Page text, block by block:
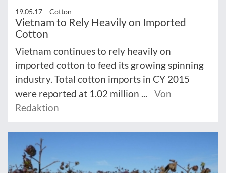
19.05.17 – Cotton
Vietnam to Rely Heavily on Imported
Cotton
Vietnam continues to rely heavily on
imported cotton to feed its growing spinning
industry. Total cotton imports in CY 2015
were reported at 1.02 million ...
Von
Redaktion